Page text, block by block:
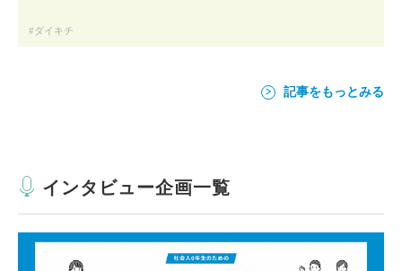
ダイキチ
記事をもっとみる
インタビュー企画一覧